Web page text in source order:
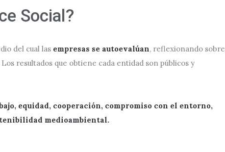
Social?
del cual las empresas se autoevalúan, reflexionando sobre
resultados que obtiene cada entidad son públicos y
equidad, cooperación, compromiso con el entorno,
medioambiental.